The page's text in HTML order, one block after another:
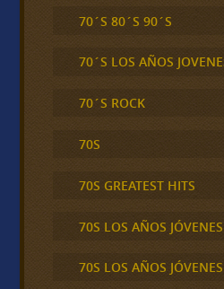
70´S 80´S 90´S
70´S LOS AÑOS
70´S ROCK
70S
70S GREATEST HITS
70S LOS AÑOS JÓVENES
70S LOS AÑOS